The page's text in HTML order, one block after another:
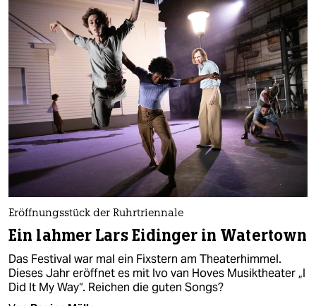
Eröffnungsstück der Ruhrtriennale
Ein lahmer Lars Eidinger in Watertown
Das Festival war mal ein Fixstern am Theaterhimmel.
Dieses Jahr eröffnet es mit Ivo van Hoves Musiktheater „I
Did It My Way“. Reichen die guten Songs?